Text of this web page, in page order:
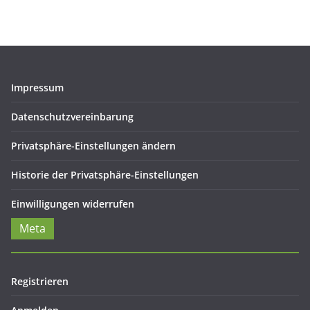
Impressum
Datenschutzvereinbarung
Privatsphäre-Einstellungen ändern
Historie der Privatsphäre-Einstellungen
Einwilligungen widerrufen
Meta
Registrieren